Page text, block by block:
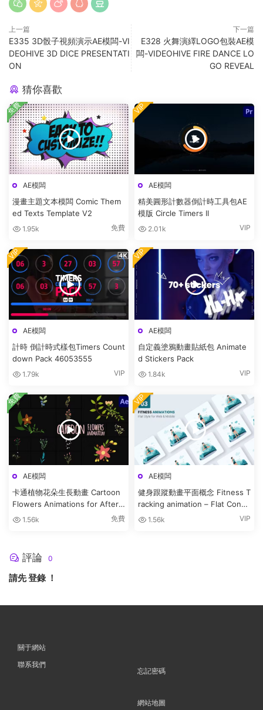
上一篇
E335 3D骰子視頻演示AE模闆-VI
DEOHIVE 3D DICE PRESENTATI
ON
下一篇
E328 火舞演繹LOGO包裝AE模
闆-VIDEOHIVE FIRE DANCE LO
GO REVEAL
猜你喜歡
AE模闆
漫畫主題文本模闆 Comic Them
ed Texts Template V2
1.95k 免費
免費
AE模闆
精美圓形計數器倒計時工具包AE
模版 Circle Timers II
2.01k VIP
VIP
AE模闆
計時 倒計時式樣包Timers Count
down Pack 46053555
1.79k VIP
VIP
AE模闆
自定義塗鴉動畫貼紙包 Animate
d Stickers Pack
1.84k VIP
VIP
AE模闆
卡通植物花朵生長動畫 Cartoon
Flowers Animations for After
Effects
1.56k 免費
免費
AE模闆
健身跟蹤動畫平面概念 Fitness T
racking animation – Flat Conce
pt 1.56k VIP
VIP
評論 0
請先登錄！
關于網站
聯系我們
忘記密碼
網站地圖